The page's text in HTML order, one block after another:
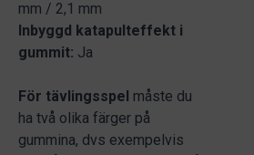
mm / 2,1 mm
Inbyggd katapulteffekt i
gummit: Ja
För tävlingsspel måste du
ha två olika färger på
gummina, dvs exempelvis